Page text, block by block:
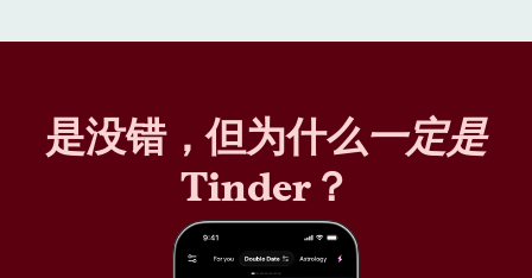
是没错，但为什么一定是
Tinder？